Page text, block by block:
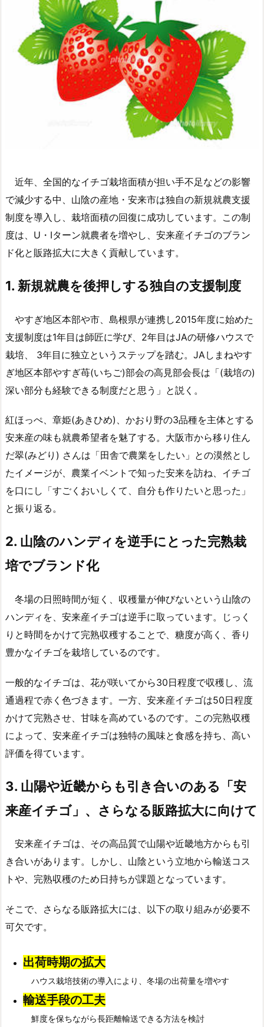
近年、全国的なイチゴ栽培面積が担い手不足などの影響
で減少する中、山陰の産地・安来市は独自の新規就農支援
制度を導入し、栽培面積の回復に成功しています。この制
度は、U・Iターン就農者を増やし、安来産イチゴのブラン
ド化と販路拡大に大きく貢献しています。
1. 新規就農を後押しする独自の支援制度
やすぎ地区本部や市、島根県が連携し2015年度に始めた
支援制度は1年目は師匠に学び、2年目はJAの研修ハウスで
栽培、 3年目に独立というステップを踏む。JAしまねやす
ぎ地区本部やすぎ苺(いちご)部会の高見部会長は「(栽培の)
深い部分も経験できる制度だと思う」と説く。
紅ほっぺ、章姫(あきひめ)、かおり野の3品種を主体とする
安来産の味も就農希望者を魅了する。大阪市から移り住ん
だ翠(みどり) さんは「田舎で農業をしたい」との漠然とし
たイメージが、農業イベントで知った安来を訪ね、イチゴ
を口にし「すごくおいしくて、自分も作りたいと思った」
と振り返る。
2. 山陰のハンディを逆手にとった完熟栽
培でブランド化
冬場の日照時間が短く、収穫量が伸びないという山陰の
ハンディを、安来産イチゴは逆手に取っています。じっく
りと時間をかけて完熟収穫することで、糖度が高く、香り
豊かなイチゴを栽培しているのです。
一般的なイチゴは、花が咲いてから30日程度で収穫し、流
通過程で赤く色づきます。一方、安来産イチゴは50日程度
かけて完熟させ、甘味を高めているのです。この完熟収穫
によって、安来産イチゴは独特の風味と食感を持ち、高い
評価を得ています。
3. 山陽や近畿からも引き合いのある 「安
来産イチゴ」、さらなる販路拡大に向けて
安来産イチゴは、その高品質で山陽や近畿地方からも引
き合いがあります。しかし、山陰という立地から輸送コス
トや、完熟収穫のため日持ちが課題となっています。
そこで、さらなる販路拡大には、以下の取り組みが必要不
可欠です。
出荷時期の拡大
ハウス栽培技術の導入により、冬場の出荷量を増やす
輸送手段の工夫
鮮度を保ちながら長距離輸送できる方法を検討